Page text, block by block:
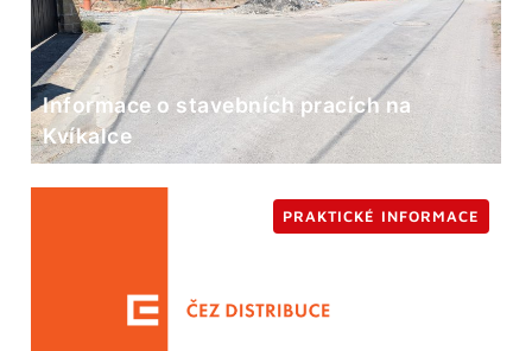
Informace o stavebních pracích na
Kvíkalce
PRAKTICKÉ INFORMACE